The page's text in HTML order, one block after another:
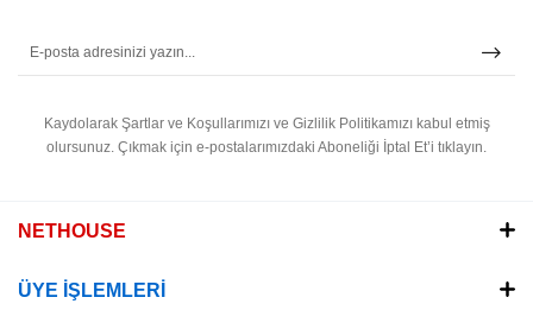
Kaydolarak Şartlar ve Koşullarımızı ve Gizlilik Politikamızı kabul etmiş
olursunuz. Çıkmak için e-postalarımızdaki Aboneliği İptal Et’i tıklayın.
NETHOUSE
ÜYE İŞLEMLERİ